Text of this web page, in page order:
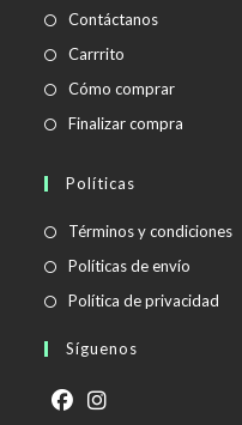
Contáctanos
Carrrito
Cómo comprar
Finalizar compra
Políticas
Términos y condicionesSe
Políticas de envío
abre
Política de privacidad
Síguenos